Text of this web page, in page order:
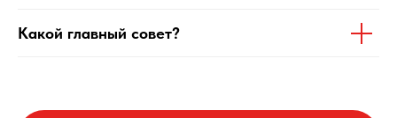
Какой главный совет?